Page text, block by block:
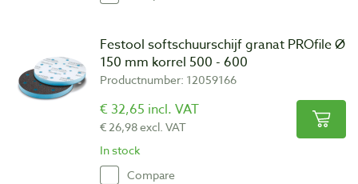
Festool softschuurschijf granat PROfile Ø
150 mm korrel 500 - 600
Productnumber: 12059166
€ 32,65 incl. VAT
€ 26,98 excl. VAT
In stock
Compare